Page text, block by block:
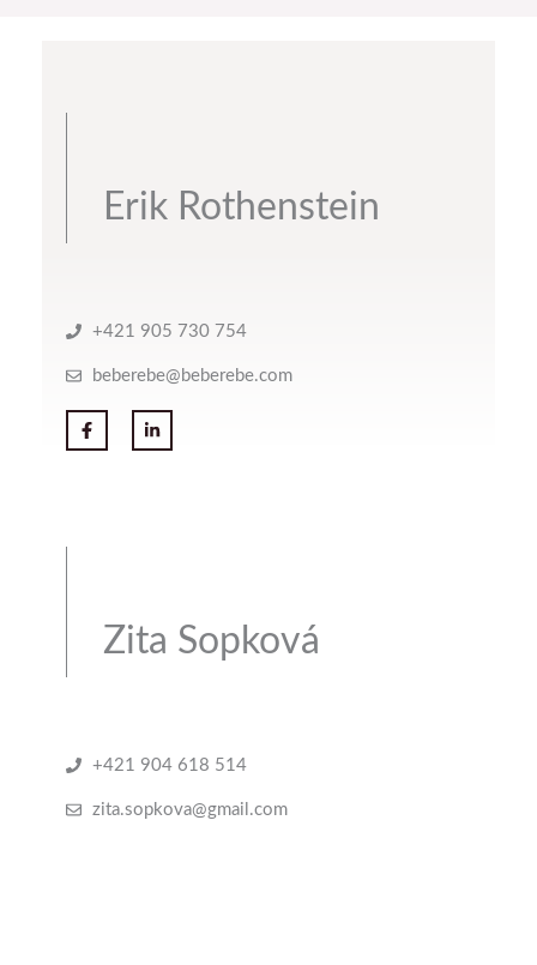
Erik Rothenstein
+421 905 730 754
beberebe@beberebe.com
Zita Sopková
+421 904 618 514
zita.sopkova@gmail.com